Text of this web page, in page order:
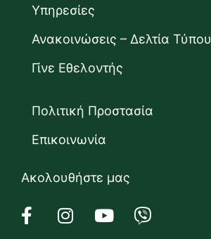
Υπηρεσίες
Ανακοινώσεις – Δελτία Τύπου
Γίνε Εθελοντής
Πολιτική Προστασία
Επικοινωνία
Ακολουθήστε μας